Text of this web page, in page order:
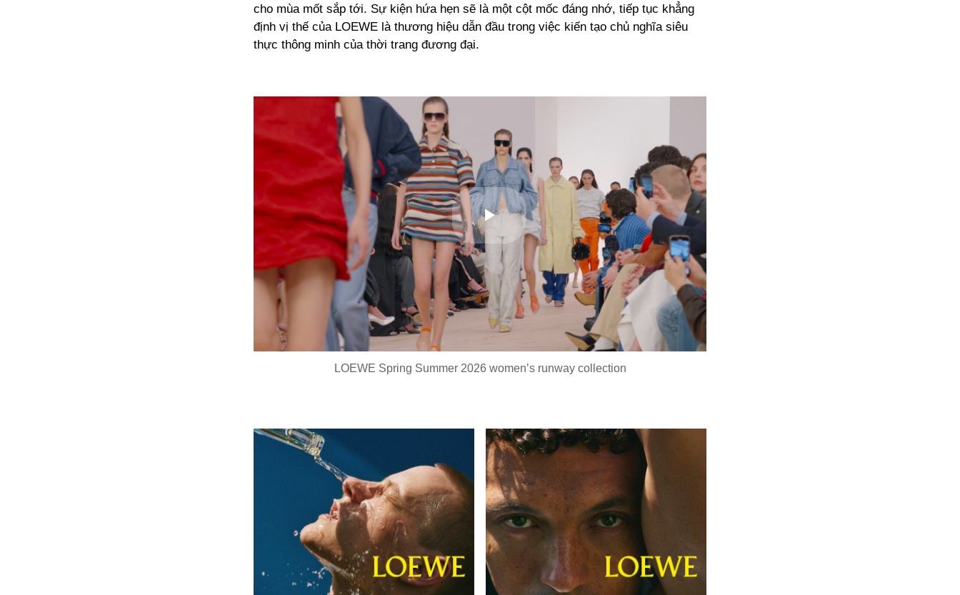
cho mùa mốt sắp tới. Sự kiện hứa hẹn sẽ là một cột mốc đáng nhớ, tiếp tục khẳng
định vị thế của LOEWE là thương hiệu dẫn đầu trong việc kiến tạo chủ nghĩa siêu
thực thông minh của thời trang đương đại.
Play
Video
LOEWE Spring Summer 2026 women’s runway collection